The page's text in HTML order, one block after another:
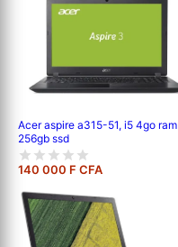
Acer aspire a315-51, i5 4go ram
256gb ssd
140 000 F CFA